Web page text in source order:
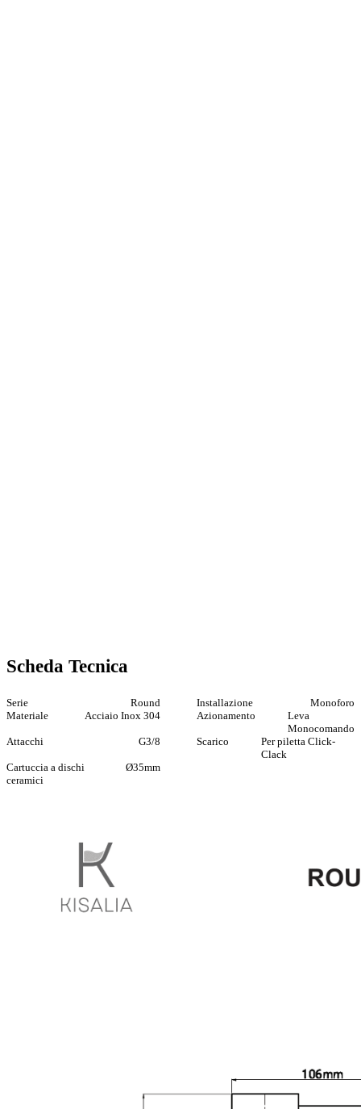
Scheda Tecnica
Serie Round Installazione
Monoforo
Materiale
Acciaio Inox 304 Azionamento
Leva
Monocomando
Attacchi
G3/8 Scarico
Per piletta Click-
Clack
Cartuccia a dischi
ceramici
Ø35mm